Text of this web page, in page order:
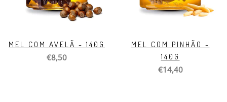
MEL COM AVELÃ - 140G
€8,50
MEL COM PINHÃO -
140G
€14,40